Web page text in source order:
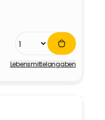
Lebensmittel­angaben